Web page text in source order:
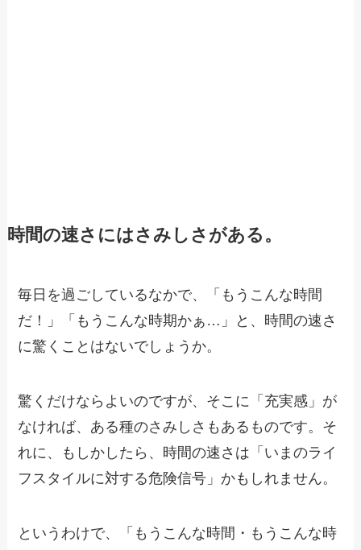
時間の速さにはさみしさがある。
毎日を過ごしているなかで、「もうこんな時間
だ！」「もうこんな時期かぁ…」と、時間の速さ
に驚くことはないでしょうか。
驚くだけならよいのですが、そこに「充実感」が
なければ、ある種のさみしさもあるものです。そ
れに、もしかしたら、時間の速さは「いまのライ
フスタイルに対する危険信号」かもしれません。
というわけで、「もうこんな時間・もうこんな時